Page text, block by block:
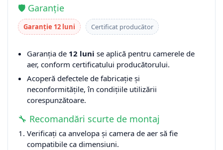
🛡️ Garanție
Garanție 12 luni Certificat producător
Garanția de 12 luni se aplică pentru camerele de
aer, conform certificatului producătorului.
Acoperă defectele de fabricație și
neconformitățile, în condițiile utilizării
corespunzătoare.
🔧 Recomandări scurte de montaj
Verificați ca anvelopa și camera de aer să fie
compatibile ca dimensiuni.